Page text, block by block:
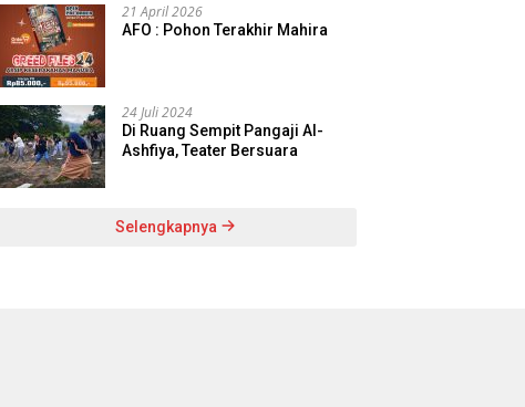
21 April 2026
AFO : Pohon Terakhir Mahira
24 Juli 2024
Di Ruang Sempit Pangaji Al-
Ashfiya, Teater Bersuara
Selengkapnya